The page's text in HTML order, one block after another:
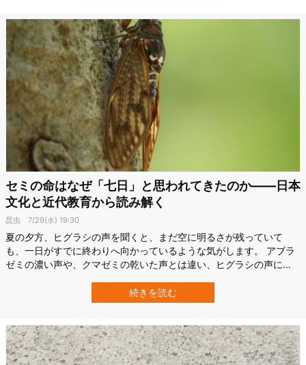
セミの命はなぜ「七日」と思われてきたのか――日本
文化と近代教育から読み解く
昆虫 7/29(水) 19:30
夏の夕方、ヒグラシの声を聞くと、まだ空に明るさが残っていて
も、一日がすでに終わりへ向かっているような気がします。 アブラ
ゼミの濃い声や、クマゼミの乾いた声とは違い、ヒグラシの声に
セミをただの昆虫として見てきたわけではありません。 夏の盛りに
現れ、強く鳴き、やがて声を消し、木の幹には薄い抜け殻だけを残
続きを読む